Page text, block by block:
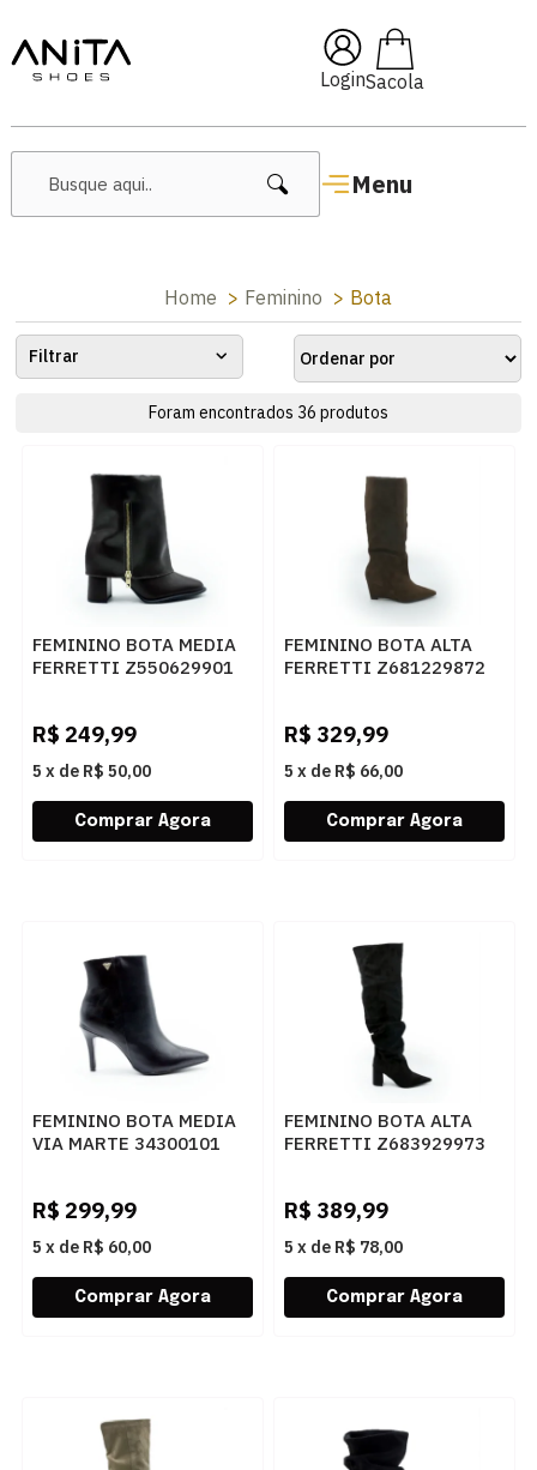
Login
Menu
Home Feminino Bota
Filtrar
Foram encontrados 36 produtos
FEMININO BOTA MEDIA
FERRETTI Z550629901
R$ 249,99
5 x de R$ 50,00
FEMININO BOTA ALTA
FERRETTI Z681229872
R$ 329,99
5 x de R$ 66,00
FEMININO BOTA MEDIA
VIA MARTE 34300101
R$ 299,99
5 x de R$ 60,00
FEMININO BOTA ALTA
FERRETTI Z683929973
R$ 389,99
5 x de R$ 78,00